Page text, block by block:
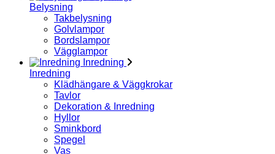
Belysning
Takbelysning
Golvlampor
Bordslampor
Vägglampor
Inredning
Inredning
Klädhängare & Väggkrokar
Tavlor
Dekoration & Inredning
Hyllor
Sminkbord
Spegel
Vas